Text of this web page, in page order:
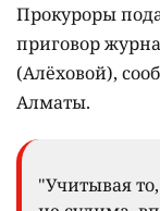
Прокуроры
приговор
(Алёховой),
Алматы.
"Учитывая